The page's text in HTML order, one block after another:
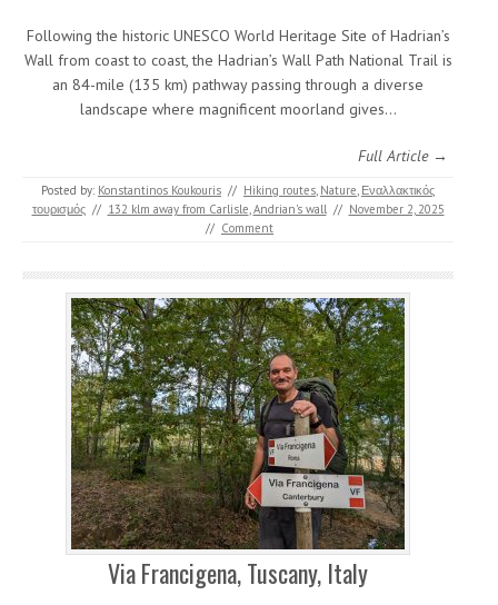
Following the historic UNESCO World Heritage Site of Hadrian’s
Wall from coast to coast, the Hadrian’s Wall Path National Trail is
an 84-mile (135 km) pathway passing through a diverse
landscape where magnificent moorland gives…
Full Article →
Posted by: Konstantinos Koukouris // Hiking routes, Nature, Εναλλακτικός
τουρισμός // 132 klm away from Carlisle,Andrian's wall // November 2, 2025
// Comment
Via Francigena, Tuscany, Italy